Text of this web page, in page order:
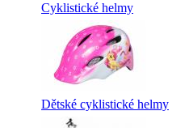
Cyklistické helmy
Dětské cyklistické helmy